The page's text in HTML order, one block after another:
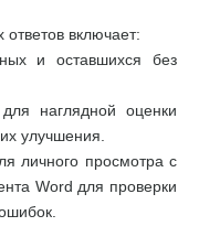
включает:
и оставшихся без
наглядной оценки
улучшения.
личного просмотра с
Word для проверки